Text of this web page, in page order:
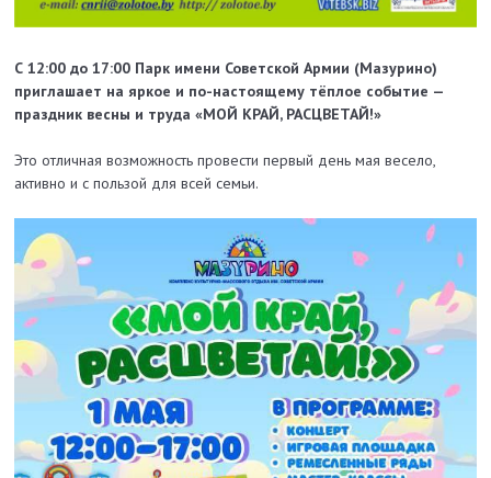
С 12:00 до 17:00 Парк имени Советской Армии (Мазурино)
приглашает на яркое и по-настоящему тёплое событие —
праздник весны и труда «МОЙ КРАЙ, РАСЦВЕТАЙ!»
Это отличная возможность провести первый день мая весело,
активно и с пользой для всей семьи.